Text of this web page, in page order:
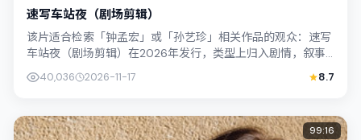
速写车站夜（剧场剪辑）
该片适合检索「钟孟宏」或「孙艺珍」相关作品的观众：速写
车站夜（剧场剪辑）在2026年发行，类型上归入剧情，叙事
焦点落在家庭与社会的交错地带；配角...
40,036 2026-11-17 8.7
99:16